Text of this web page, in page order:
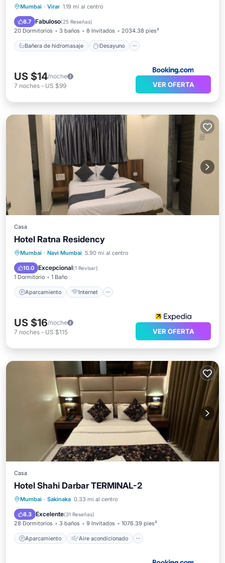
Mumbai · Virar 1.19 mi al centro
8.7 Fabuloso(25 Reseñas)
20 Dormitorios 3 baños 8 Invitados 2034.38 pies²
Bañera de hidromasaje Desayuno
Bañera de hidromasaje
Aparcamiento
US $14/noche
7 noches - US $99 VER OFERTA
Casa
Hotel Ratna Residency
Mumbai · Navi Mumbai 5.90 mi al centro
10.0 Excepcional(1 Revisar)
1 Dormitorio 1 Baño
Aparcamiento Internet
Aparcamiento
Internet
Apto para niños
US $16/noche
7 noches - US $115 VER OFERTA
Casa
Hotel Shahi Darbar TERMINAL-2
Mumbai · Sakinaka 0.33 mi al centro
8.3 Excelente(31 Reseñas)
28 Dormitorios 3 baños 9 Invitados 1076.39 pies²
Aparcamiento Aire acondicionado
Aparcamiento
Aire acondicionado
Internet
Apto para niños